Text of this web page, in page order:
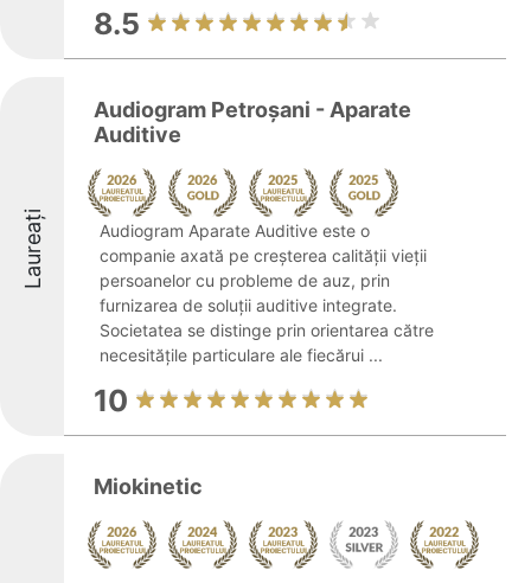
8.5
Laureați
Audiogram Petroșani - Aparate
Auditive
Audiogram Aparate Auditive este o
companie axată pe creșterea calității vieții
persoanelor cu probleme de auz, prin
furnizarea de soluții auditive integrate.
Societatea se distinge prin orientarea către
necesitățile particulare ale fiecărui ...
10
Miokinetic